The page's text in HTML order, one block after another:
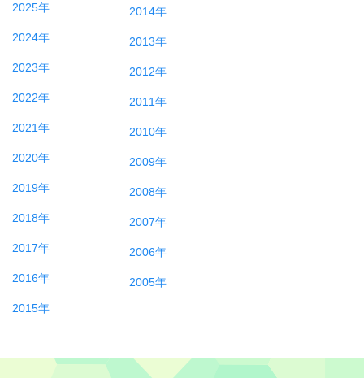
2025年
2024年
2023年
2022年
2021年
2020年
2019年
2018年
2017年
2016年
2015年
2014年
2013年
2012年
2011年
2010年
2009年
2008年
2007年
2006年
2005年